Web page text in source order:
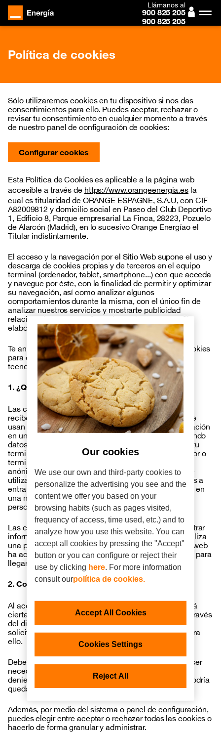
Llámanos al
900 825 205
900 825 205
Política de cookies
Sólo utilizaremos cookies en tu dispositivo si nos das
consentimientos para ello. Puedes aceptar, rechazar o
revisar tu consentimiento en cualquier momento a través
de nuestro panel de configuración de cookies:
Configurar cookies
Esta Política de Cookies es aplicable a la página web
accesible a través dehttps://www.orangeenergia.esla
cual es titularidad de ORANGE ESPAGNE, S.A.U, con CIF
A82009812 y domicilio social en Paseo del Club Deportivo
1, Edificio 8, Parque empresarial La Finca, 28223, Pozuelo
de Alarcón (Madrid), en lo sucesivo Orange Energíao el
Titular indistintamente.
El acceso y la navegación por el Sitio Web supone el uso y
descarga de cookies propias y de terceros en el equipo
terminal (ordenador, tablet, smartphone...) con que acceda
y navegue por éste, con la finalidad de permitir y optimizar
su navegación, así como analizar algunos
comportamientos durante la misma, con el único fin de
analizar nuestros servicios y mostrarte publicidad
relacionada con tus preferencias en base a un perfil
elaborado a partir de tus hábitos de navegación.
Te animamos a leer con atención esta Política de Cookies
para que conozcas con mayor detalle el uso de esta
tecnología por Orange Energía.
1. ¿Qué son las cookies?
Las cookies son pequeños archivos de datos que se
reciben en tu terminal desde el Sitio Web visitado y se
usan para registrar ciertas interacciones de la navegación
en un sitio web, una aplicación móvil, etc., almacenando
datos que podrán ser actualizados y recuperados de tu
terminal. Estos archivos se almacenan en el ordenador o
terminal del usuario y contienen datos, generalmente
anónimos que no son perjudiciales para tu equipo. Se
utilizan para recordar tus preferencias cuando vuelves a
entrar en ese sitio web, como el idioma seleccionado en
una navegación anterior, datos de acceso o
personalización de la página.
Las cookies también pueden ser utilizadas para registrar
información anónima acerca de cómo un visitante utiliza
una página web. Por ejemplo, desde qué otra página web
ha accedido, o si ha utilizado un "banner" publicitario para
llegar a ésta.
2. Consentimiento
Al acceder al Sitio Web de Orange Energía se ofrecerá
cierta información sobre el uso de esta tecnología a través
del dispositivo o equipo terminal utilizado, y te
solicitaremos que nos otorgues tu consentimiento para
ello.
Debes tener en cuenta que algunas cookies pueden ser
necesarias para el funcionamiento del Sitio Web y, si
deniegas este consentimiento, el acceso al mismo podría
quedar impedido o no funcionar correctamente.
Además, por medio del sistema o panel de configuración,
puedes elegir entre aceptar o rechazar todas las cookies o
hacerlo de forma granular y administrar.
Our cookies
We use our own and third-party cookies to
personalize the advertising you see and the
content we offer you based on your
browsing habits (such as pages visited,
frequency of access, time used, etc.) and to
analyze how you use this website. You can
accept all cookies by pressing the "Accept"
button or you can conﬁgure or reject their
use by clicking here. For more information
consult ourpolítica de cookies.
Reject All
Accept All Cookies
Cookies Settings